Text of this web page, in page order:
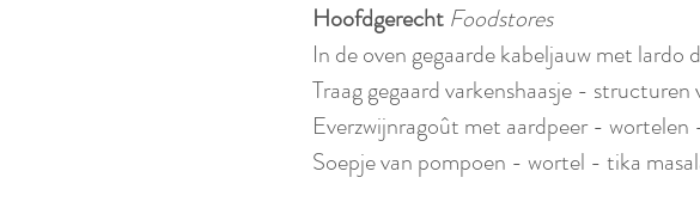
Hoofdgerecht Foodstores
In de oven gegaarde kabeljauw met
Traag gegaard varkenshaasje -
Everzwijnragoût met aardpeer -
Soepje van pompoen - wortel - tika